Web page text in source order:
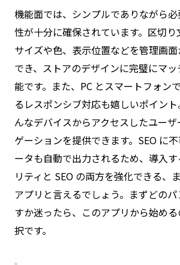
機能面では、シンプルでありながら
性が十分に確保されています。区切
サイズや色、表示位置などを管理画
でき、ストアのデザインに完璧にマ
能です。また、PC とスマートフォン
るレスポンシブ対応も嬉しいポイン
んなデバイスからアクセスしたユー
ゲーションを提供できます。SEO に
ータも自動で出力されるため、導入
リティと SEO の両方を強化できる、
アプリと言えるでしょう。まずどの
すか迷ったら、このアプリから始め
択です。